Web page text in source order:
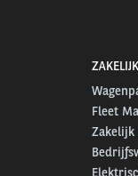
Fleet
Zakelijk